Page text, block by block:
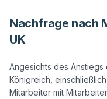
Nachfrage nach
UK
Angesichts des
Königreich,
Mitarbeiter mit